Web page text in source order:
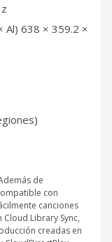
Al) 638 × 359.2 ×
de
con
canciones
Library Sync,
creadas en